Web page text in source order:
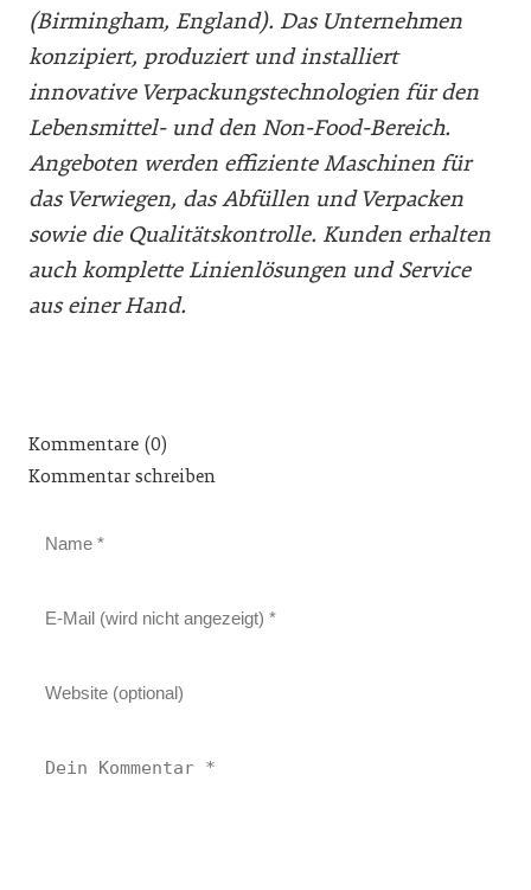
(Birmingham, England). Das Unternehmen
konzipiert, produziert und installiert
innovative Verpackungstechnologien für den
Lebensmittel- und den Non-Food-Bereich.
Angeboten werden effiziente Maschinen für
das Verwiegen, das Abfüllen und Verpacken
sowie die Qualitätskontrolle. Kunden erhalten
auch komplette Linienlösungen und Service
aus einer Hand.
Kommentare (0)
Kommentar schreiben